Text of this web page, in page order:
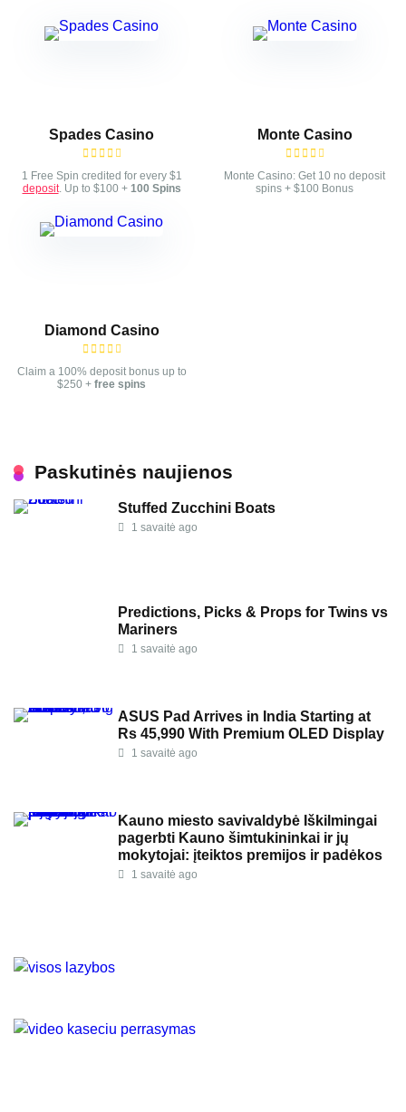
Spades Casino
1 Free Spin credited for every $1
deposit. Up to $100 + 100 Spins
Monte Casino
Monte Casino: Get 10 no deposit
spins + $100 Bonus
Diamond Casino
Claim a 100% deposit bonus up to
$250 + free spins
Paskutinės naujienos
Stuffed Zucchini Boats
1 savaitė ago
Predictions, Picks & Props for Twins vs
Mariners
1 savaitė ago
ASUS Pad Arrives in India Starting at
Rs 45,990 With Premium OLED Display
1 savaitė ago
Kauno miesto savivaldybė Iškilmingai
pagerbti Kauno šimtukininkai ir jų
mokytojai: įteiktos premijos ir padėkos
1 savaitė ago